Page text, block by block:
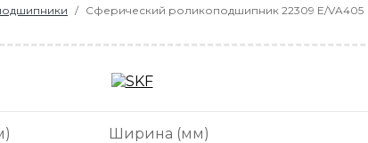
Сферический роликоподшипник 22309 E/VA405
Ширина (мм)